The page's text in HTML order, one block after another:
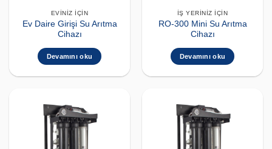
EVINIZ İÇIN
Ev Daire Girişi Su Arıtma
Cihazı
Devamını oku
İŞ YERINIZ İÇIN
RO-300 Mini Su Arıtma
Cihazı
Devamını oku